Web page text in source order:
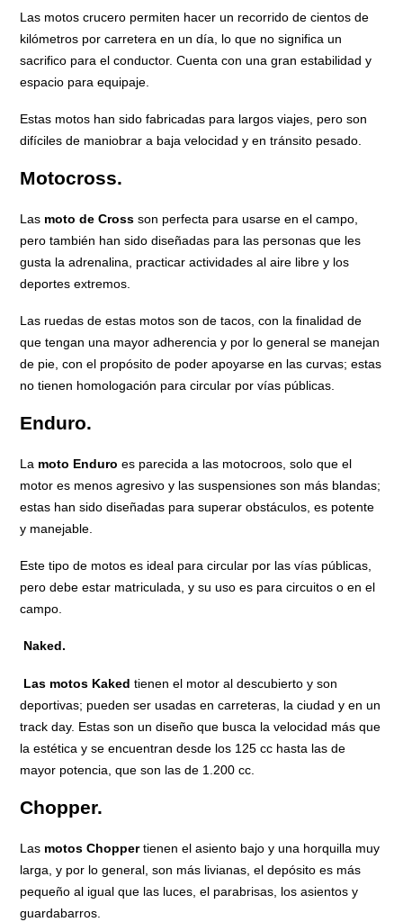
Las motos crucero permiten hacer un recorrido de cientos de
kilómetros por carretera en un día, lo que no significa un
sacrifico para el conductor. Cuenta con una gran estabilidad y
espacio para equipaje.
Estas motos han sido fabricadas para largos viajes, pero son
difíciles de maniobrar a baja velocidad y en tránsito pesado.
Motocross.
Las moto de Cross son perfecta para usarse en el campo,
pero también han sido diseñadas para las personas que les
gusta la adrenalina, practicar actividades al aire libre y los
deportes extremos.
Las ruedas de estas motos son de tacos, con la finalidad de
que tengan una mayor adherencia y por lo general se manejan
de pie, con el propósito de poder apoyarse en las curvas; estas
no tienen homologación para circular por vías públicas.
Enduro.
La moto Enduro es parecida a las motocroos, solo que el
motor es menos agresivo y las suspensiones son más blandas;
estas han sido diseñadas para superar obstáculos, es potente
y manejable.
Este tipo de motos es ideal para circular por las vías públicas,
pero debe estar matriculada, y su uso es para circuitos o en el
campo.
Naked.
Las motos Kakedtienen el motor al descubierto y son
deportivas; pueden ser usadas en carreteras, la ciudad y en un
track day. Estas son un diseño que busca la velocidad más que
la estética y se encuentran desde los 125 cc hasta las de
mayor potencia, que son las de 1.200 cc.
Chopper.
Las motos Choppertienen el asiento bajo y una horquilla muy
larga, y por lo general, son más livianas, el depósito es más
pequeño al igual que las luces, el parabrisas, los asientos y
guardabarros.